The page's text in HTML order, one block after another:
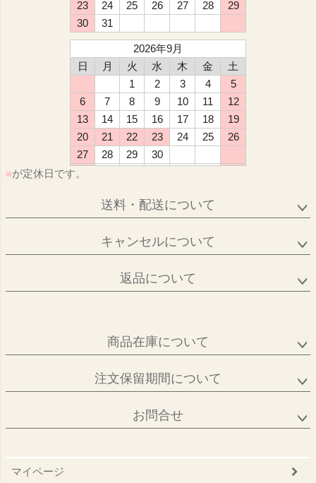
23
24 25 26 27 28
29
30
31
2026年9月
日
月 火 水 木 金
土
1
2 3 4
5
6
7 8 9 10 11
12
13
14 15 16 17 18
19
20
21 22 23 24 25
26
27
28 29
30
■が定休日です。
送料・配送について
キャンセルについて
返品について
商品在庫について
注文保留期間について
お問合せ
マイページ